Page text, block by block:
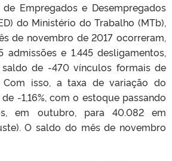
de Empregados e Desempregados
do Ministério do Trabalho (MTb),
de novembro de 2017 ocorreram,
admissões e 1.445 desligamentos,
de -470 vínculos formais de
Com isso, a taxa de variação do
-1,16%, com o estoque passando
em outubro, para 40.082 em
O saldo do mês de novembro